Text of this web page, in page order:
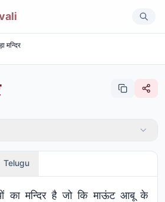
मन्दिर
Telugu
का मन्दिर है जो कि माऊंट आबू के